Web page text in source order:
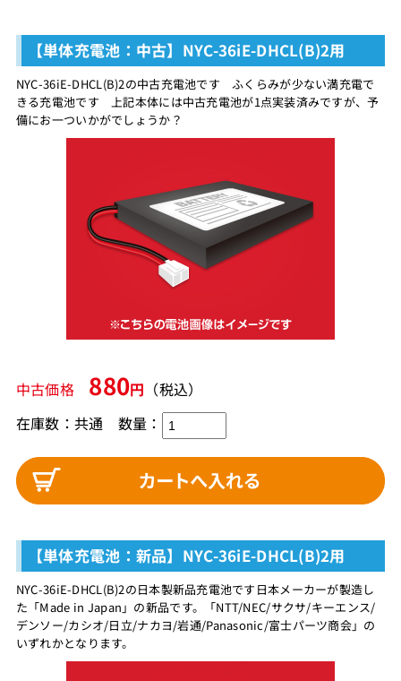
【単体充電池：中古】NYC-36iE-DHCL(B)2用
NYC-36iE-DHCL(B)2の中古充電池です ふくらみが少ない満充電で
きる充電池です 上記本体には中古充電池が1点実装済みですが、予
備にお一ついかがでしょうか？
中古価格 880円 （税込）
在庫数：共通 数量：
【単体充電池：新品】NYC-36iE-DHCL(B)2用
NYC-36iE-DHCL(B)2の日本製新品充電池です日本メーカーが製造し
た「Made in Japan」の新品です。「NTT/NEC/サクサ/キーエンス/
デンソー/カシオ/日立/ナカヨ/岩通/Panasonic/富士パーツ商会」の
いずれかとなります。